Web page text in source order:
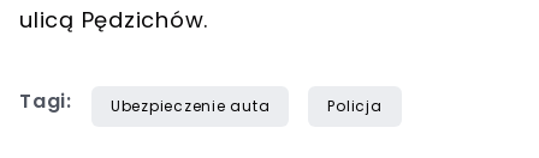
ulicą Pędzichów.
Tagi: Ubezpieczenie auta Policja